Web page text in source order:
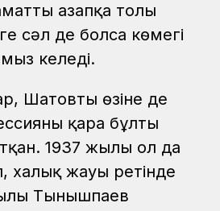
азапқа толы
сәл де болса көмегі
келеді.
Шатовтың өзіне де
қара бұлты
1937 жылы ол да
халық жауы ретінде
Тынышпаев